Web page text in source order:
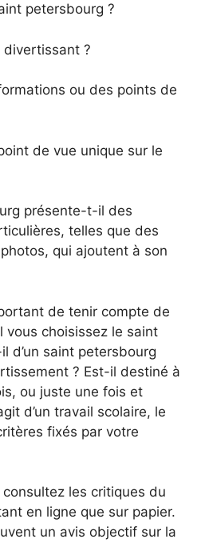
petersbourg ?
?
ou des points de
de vue unique sur le
présente-t-il des
telles que des
qui ajoutent à son
de tenir compte de
vous choisissez le saint
d’un saint petersbourg
? Est-il destiné à
ou juste une fois et
d’un travail scolaire, le
fixés par votre
les critiques du
en ligne que sur papier.
un avis objectif sur la